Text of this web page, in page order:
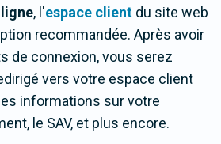
, l'espace client du site web
recommandée. Après avoir
de connexion, vous serez
vers votre espace client
informations sur votre
le SAV, et plus encore.